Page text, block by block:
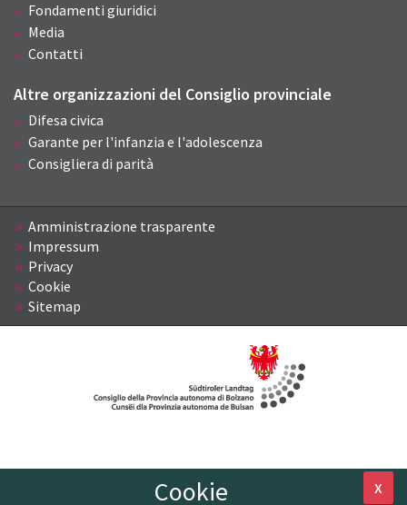
Fondamenti giuridici
Media
Contatti
Altre organizzazioni del Consiglio provinciale
Difesa civica
Garante per l'infanzia e l'adolescenza
Consigliera di parità
Amministrazione trasparente
Impressum
Privacy
Cookie
Sitemap
X
Cookie